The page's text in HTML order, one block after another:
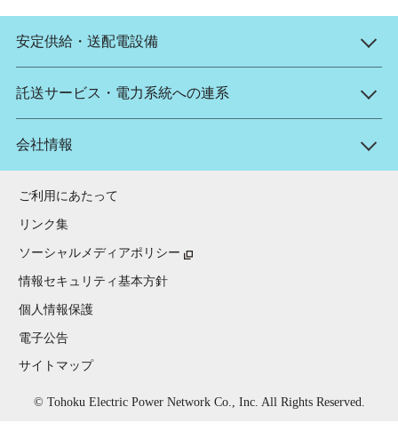
安定供給・送配電設備
託送サービス・電力系統への連系
会社情報
ご利用にあたって
リンク集
ソーシャルメディアポリシー
情報セキュリティ基本方針
個人情報保護
電子公告
サイトマップ
© Tohoku Electric Power Network Co., Inc. All Rights Reserved.